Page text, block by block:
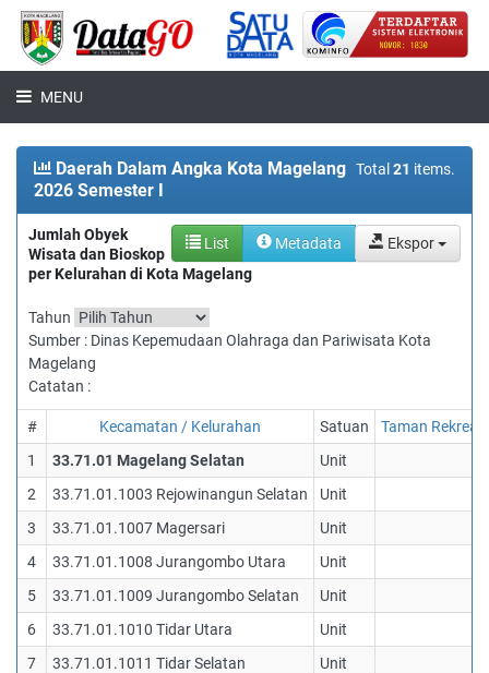
MENU
Total 21 items.
Daerah Dalam Angka Kota Magelang
2026 Semester I
List Metadata Ekspor
Jumlah Obyek
Wisata dan Bioskop
per Kelurahan di Kota Magelang
Tahun
Sumber : Dinas Kepemudaan Olahraga dan Pariwisata Kota
Magelang
Catatan :
# Kecamatan / Kelurahan Satuan
Taman Rekreasi
1
33.71.01 Magelang Selatan Unit
2
33.71.01.1003 Rejowinangun Selatan Unit
3
33.71.01.1007 Magersari Unit
4
33.71.01.1008 Jurangombo Utara Unit
5
33.71.01.1009 Jurangombo Selatan Unit
6
33.71.01.1010 Tidar Utara Unit
7
33.71.01.1011 Tidar Selatan Unit